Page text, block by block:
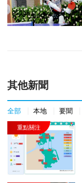
其他新聞
全部 本地 要聞